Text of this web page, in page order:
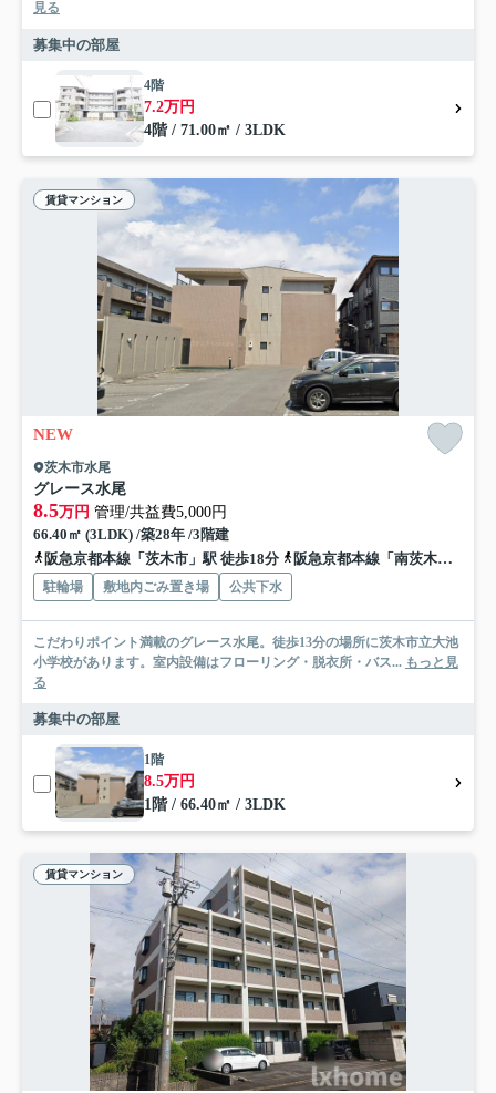
見る
募集中の部屋
4階
7.2万円
4階 / 71.00㎡ / 3LDK
賃貸マンション
NEW
茨木市水尾
グレース水尾
8.5万円 管理/共益費5,000円
66.40㎡ (3LDK) /築28年 /3階建
阪急京都本線「茨木市」駅 徒歩18分
阪急京都本線「南茨木」駅 徒歩23分
駐輪場 敷地内ごみ置き場 公共下水
こだわりポイント満載のグレース水尾。徒歩13分の場所に茨木市立大池
小学校があります。室内設備はフローリング・脱衣所・バス... もっと見
る
募集中の部屋
1階
8.5万円
1階 / 66.40㎡ / 3LDK
賃貸マンション